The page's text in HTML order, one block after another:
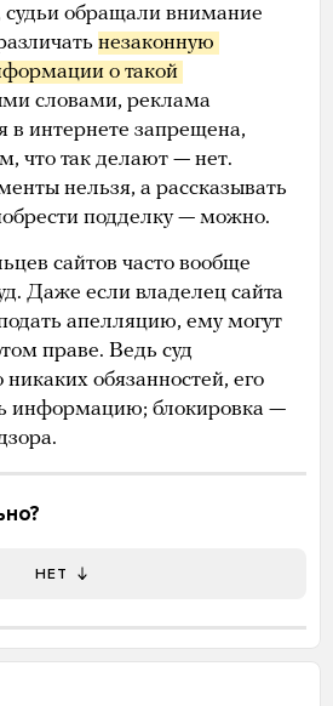
обращали внимание
незаконную
о такой
словами, реклама
в интернете запрещена,
что так делают — нет.
нельзя, а рассказывать
подделку — можно.
сайтов часто вообще
Даже если владелец сайта
апелляцию, ему могут
праве. Ведь суд
никаких обязанностей, его
информацию; блокировка —
НЕТ